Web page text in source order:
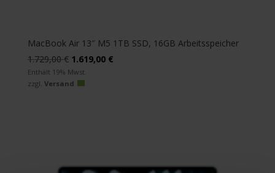
MacBook Air 13″ M5 1TB SSD, 16GB Arbeitsspeicher
1.729,00€ Ursprünglicher
Preis
war:
1.619,00 €Aktueller
Enthält 19% Mwst.
zzgl. Versand